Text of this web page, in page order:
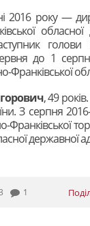
2016 року —
голови
до 1
Франківської
, 49
З серпня
Франківської
державної
1